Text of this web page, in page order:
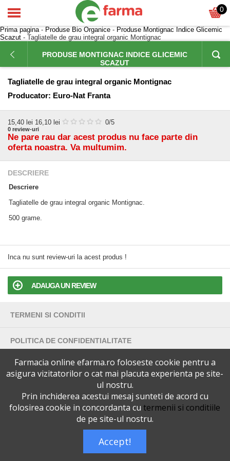
0
Prima pagina- Produse Bio Organice - Produse Montignac Indice Glicemic
Scazut - Tagliatelle de grau integral organic Montignac
PRODUSE MONTIGNAC INDICE GLICEMIC
SCAZUT
Tagliatelle de grau integral organic Montignac
Producator: Euro-Nat Franta
15,40 lei 16,10 lei 0/5
0 review-uri
Ne pare rau dar acest produs nu face parte din
oferta noastra. Va multumim.
DESCRIERE
Descriere
Tagliatelle de grau integral organic Montignac.
500 grame.
Inca nu sunt review-uri la acest produs !
ADAUGA UN REVIEW
TERMENI SI CONDITII
POLITICA DE CONFIDENTIALITATE
VERSIUNEA DESKTOP
Telefoane eFarma:
0727515368
Dreptul de autor © efarma.ro - Toate Drepturile Rezervate.
Farmacia online efarma.ro foloseste cookie pentru a
asigura vizitatorilor o cat mai placuta experienta pe site-
ul nostru.
Prin inchiderea acestui mesaj sunteti de acord cu
folosirea cookie in concordanta cu termenii si conditiile
de pe site-ul nostru.
Accept!